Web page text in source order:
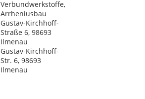
Verbundwerkstoffe,
Arrheniusbau
Gustav-Kirchhoff-
Straße 6, 98693
Ilmenau
Gustav-Kirchhoff-
Str. 6, 98693
Ilmenau